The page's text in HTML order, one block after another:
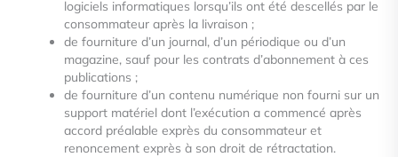
logiciels informatiques lorsqu’ils ont été descellés par le
consommateur après la livraison ;
de fourniture d’un journal, d’un périodique ou d’un
magazine, sauf pour les contrats d’abonnement à ces
publications ;
de fourniture d’un contenu numérique non fourni sur un
support matériel dont l’exécution a commencé après
accord préalable exprès du consommateur et
renoncement exprès à son droit de rétractation.